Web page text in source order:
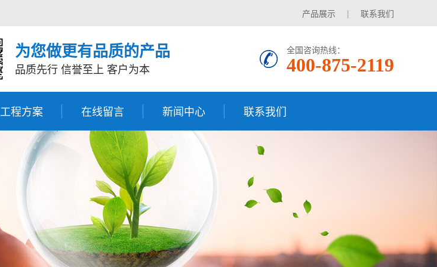
产品展示 | 联系我们
为您做更有品质的产品
品质先行 信誉至上 客户为本
全国咨询热线：
400-875-2119
工程方案 在线留言 新闻中心 联系我们